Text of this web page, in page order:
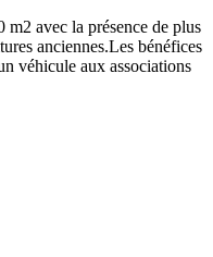
avec la présence de plus
anciennes.Les bénéfices
véhicule aux associations